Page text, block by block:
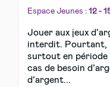
Espace Jeunes : 12 -
Jouer aux jeux
interdit. Pourtant,
surtout en période
cas de besoin
d’argent...